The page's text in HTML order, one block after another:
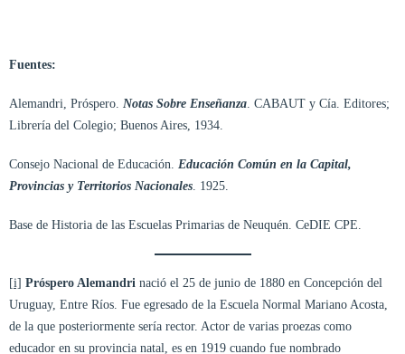
Fuentes:
Alemandri, Próspero. Notas Sobre Enseñanza. CABAUT y Cía. Editores;
Librería del Colegio; Buenos Aires, 1934.
Consejo Nacional de Educación. Educación Común en la Capital,
Provincias y Territorios Nacionales. 1925.
Base de Historia de las Escuelas Primarias de Neuquén. CeDIE CPE.
[i] Próspero Alemandri nació el 25 de junio de 1880 en Concepción del
Uruguay, Entre Ríos. Fue egresado de la Escuela Normal Mariano Acosta,
de la que posteriormente sería rector. Actor de varias proezas como
educador en su provincia natal, es en 1919 cuando fue nombrado